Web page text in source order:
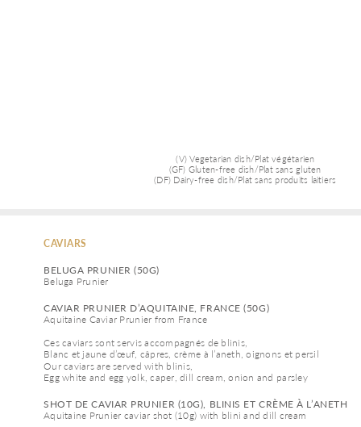
(V) Vegetarian dish/Plat végétarien
(GF) Gluten-free dish/Plat sans gluten
(DF) Dairy-free dish/Plat sans produits laitiers
CAVIARS
BELUGA PRUNIER (50G)
Beluga Prunier
CAVIAR PRUNIER D’AQUITAINE, FRANCE (50G)
Aquitaine Caviar Prunier from France
Ces caviars sont servis accompagnés de blinis,
Blanc et jaune d’œuf, câpres, crème à l’aneth, oignons et persil
Our caviars are served with blinis,
Egg white and egg yolk, caper, dill cream, onion and parsley
SHOT DE CAVIAR PRUNIER (10G), BLINIS ET CRÈME À L’ANETH
Aquitaine Prunier caviar shot (10g) with blini and dill cream